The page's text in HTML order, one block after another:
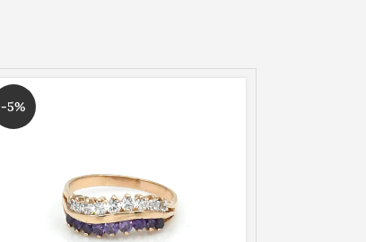
-5%